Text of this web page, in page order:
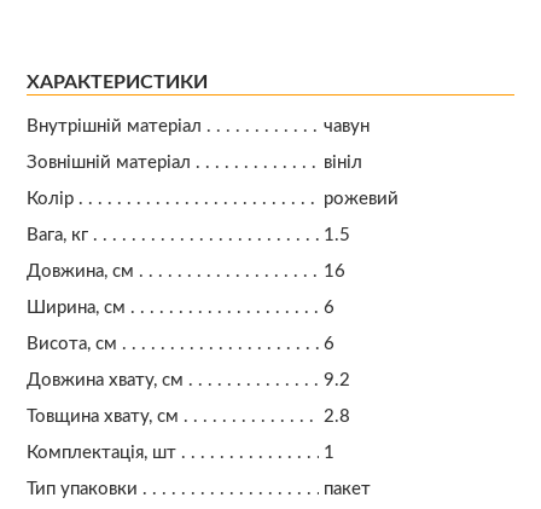
ХАРАКТЕРИСТИКИ
Внутрішній матеріал
чавун
Зовнішній матеріал
вініл
Колір
рожевий
Вага, кг
1.5
Довжина, см
16
Ширина, см
6
Висота, см
6
Довжина хвату, см
9.2
Товщина хвату, см
2.8
Комплектація, шт
1
Тип упаковки
пакет